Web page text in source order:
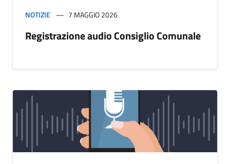
NOTIZIE 7 MAGGIO 2026
Registrazione audio Consiglio Comunale